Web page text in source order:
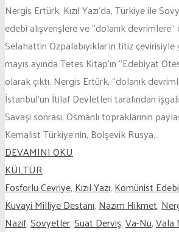
Nergis Ertürk, Kızıl Yazı’da, Türkiye ile
edebi alışverişlere ve “dolanık devrimlere”
Selahattin Özpalabıyıklar’ın titiz
mayıs ayında Tetes Kitap’ın “Edebiyat
olarak çıktı. Nergis Ertürk, “dolanık
İstanbul’un İtilaf Devletleri tarafından
Savaşı sonrası, Osmanlı topraklarının
Kemalist Türkiye’nin, Bolşevik Rusya...
DEVAMINI OKU
KÜLTÜR
Fosforlu Cevriye,Kızıl Yazı,Komünist
Kuvayi Milliye Destanı,Nazım Hikmet,
Nazif,Sovyetler,Suat Derviş,Va-Nü,Vala